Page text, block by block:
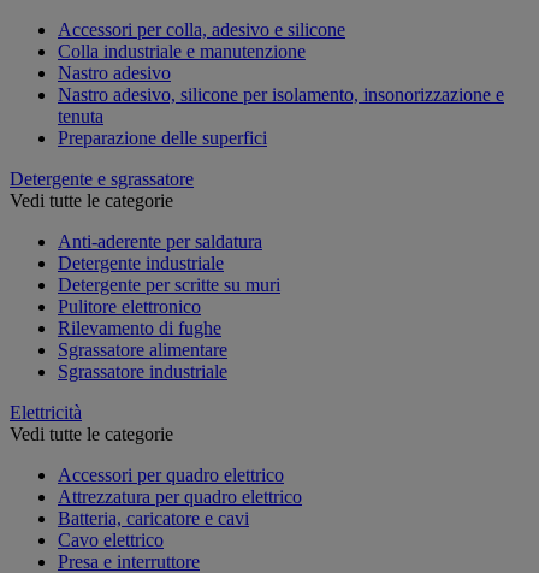
Accessori per colla, adesivo e silicone
Colla industriale e manutenzione
Nastro adesivo
Nastro adesivo, silicone per isolamento, insonorizzazione e
tenuta
Preparazione delle superfici
Detergente e sgrassatore
Vedi tutte le categorie
Anti-aderente per saldatura
Detergente industriale
Detergente per scritte su muri
Pulitore elettronico
Rilevamento di fughe
Sgrassatore alimentare
Sgrassatore industriale
Elettricità
Vedi tutte le categorie
Accessori per quadro elettrico
Attrezzatura per quadro elettrico
Batteria, caricatore e cavi
Cavo elettrico
Presa e interruttore